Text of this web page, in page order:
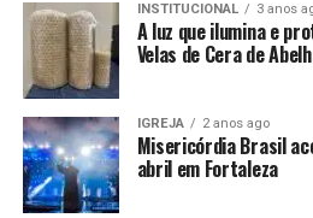
INSTITUCIONAL 3 anos
A luz que ilumina e
Velas de Cera de
IGREJA 2 anos ago
Misericórdia Brasil
abril em Fortaleza